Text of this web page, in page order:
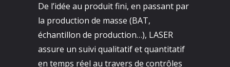
De l’idée au produit fini, en passant par
la production de masse (BAT,
échantillon de production…), LASER
assure un suivi qualitatif et quantitatif
en temps réel au travers de contrôles